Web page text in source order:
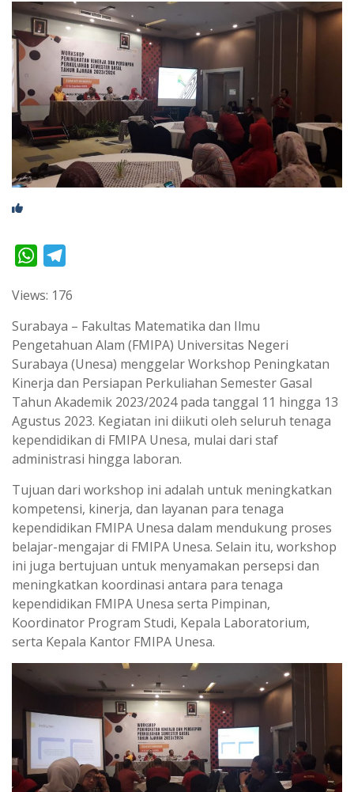
W
a
t
s
A
p
p
l
e
g
r
a
m
Views: 176
Surabaya – Fakultas Matematika dan Ilmu
Pengetahuan Alam (FMIPA) Universitas Negeri
Surabaya (Unesa) menggelar Workshop Peningkatan
Kinerja dan Persiapan Perkuliahan Semester Gasal
Tahun Akademik 2023/2024 pada tanggal 11 hingga 13
Agustus 2023. Kegiatan ini diikuti oleh seluruh tenaga
kependidikan di FMIPA Unesa, mulai dari staf
administrasi hingga laboran.
Tujuan dari workshop ini adalah untuk meningkatkan
kompetensi, kinerja, dan layanan para tenaga
kependidikan FMIPA Unesa dalam mendukung proses
belajar-mengajar di FMIPA Unesa. Selain itu, workshop
ini juga bertujuan untuk menyamakan persepsi dan
meningkatkan koordinasi antara para tenaga
kependidikan FMIPA Unesa serta Pimpinan,
Koordinator Program Studi, Kepala Laboratorium,
serta Kepala Kantor FMIPA Unesa.